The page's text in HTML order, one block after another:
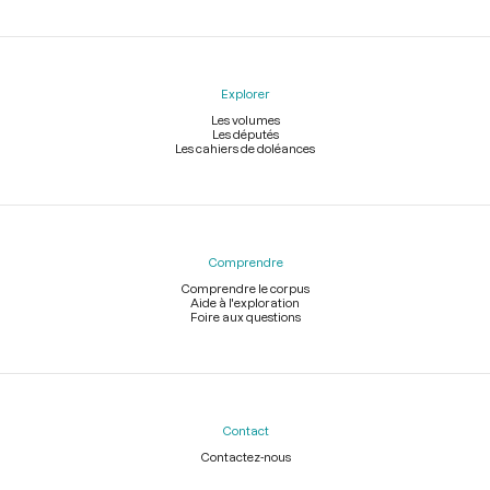
Explorer
Les volumes
Les députés
Les cahiers de doléances
Comprendre
Comprendre le corpus
Aide à l'exploration
Foire aux questions
Contact
Contactez-nous